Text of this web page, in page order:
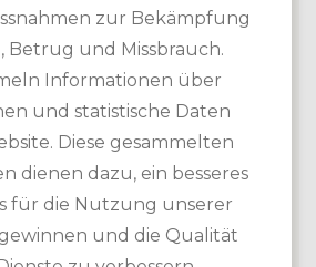
/ Par 72 / 18-Loch-Platz
inkluisve, keine
Driving Range
Miete: Leihschläge, Cart
zur Bekämpfung
Betrug und Missbrauch.
Informationen über
und statistische Daten
Diese gesammelten
dienen dazu, ein besseres
für die Nutzung unserer
und die Qualität